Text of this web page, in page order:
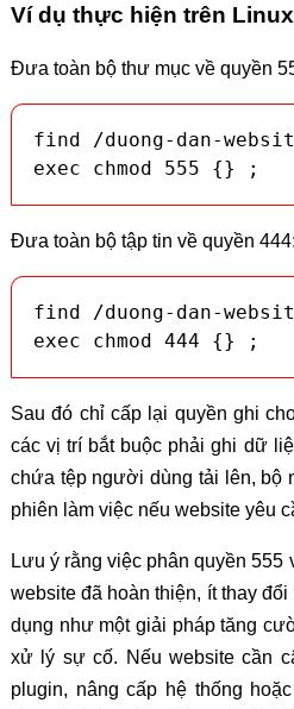
Ví dụ thực hiện trên Linux
Đưa toàn bộ thư mục về quyền
find /duong-dan-
exec chmod 555 {} ;
Đưa toàn bộ tập tin về quyền 444:
find /duong-dan-
exec chmod 444 {} ;
Sau đó chỉ cấp lại quyền ghi
các vị trí bắt buộc phải ghi dữ
chứa tệp người dùng tải lên, bộ
phiên làm việc nếu website yêu
Lưu ý rằng việc phân quyền
website đã hoàn thiện, ít thay
dụng như một giải pháp tăng
xử lý sự cố. Nếu website cần
plugin, nâng cấp hệ thống